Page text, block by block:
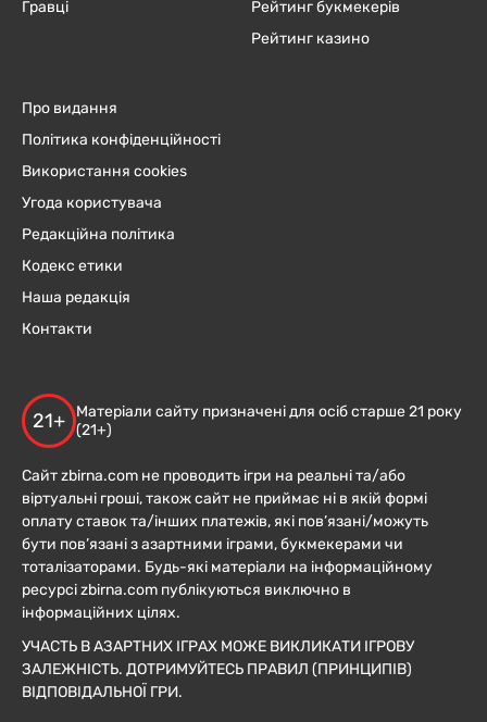
Гравці
Рейтинг букмекерів
Рейтинг казино
Про видання
Політика конфіденційності
Використання cookies
Угода користувача
Редакційна політика
Кодекс етики
Наша редакція
Контакти
21+
Матеріали сайту призначені для осіб старше 21 року
(21+)
Сайт zbirna.com не проводить ігри на реальні та/або
віртуальні гроші, також сайт не приймає ні в якій формі
оплату ставок та/інших платежів, які пов’язані/можуть
бути пов’язані з азартними іграми, букмекерами чи
тоталізаторами. Будь-які матеріали на інформаційному
ресурсі zbirna.com публікуються виключно в
інформаційних цілях.
УЧАСТЬ В АЗАРТНИХ ІГРАХ МОЖЕ ВИКЛИКАТИ ІГРОВУ
ЗАЛЕЖНІСТЬ. ДОТРИМУЙТЕСЬ ПРАВИЛ (ПРИНЦИПІВ)
ВІДПОВІДАЛЬНОЇ ГРИ.